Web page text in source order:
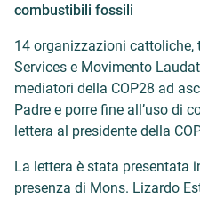
combustibili fossili
14 organizzazioni cattoliche,
Services e Movimento
mediatori della COP28 ad
Padre e porre fine all’uso di
lettera al presidente della
La lettera è stata presentata
presenza di Mons. Lizardo